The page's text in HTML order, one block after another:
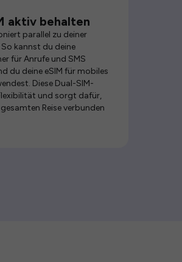
aktiv behalten
parallel zu deiner
kannst du deine
für Anrufe und SMS
du deine eSIM für mobiles
Diese Dual-SIM-
und sorgt dafür,
Reise verbunden